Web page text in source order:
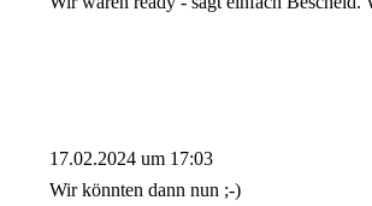
17.02.2024 um 17:03
Wir könnten dann nun ;-)